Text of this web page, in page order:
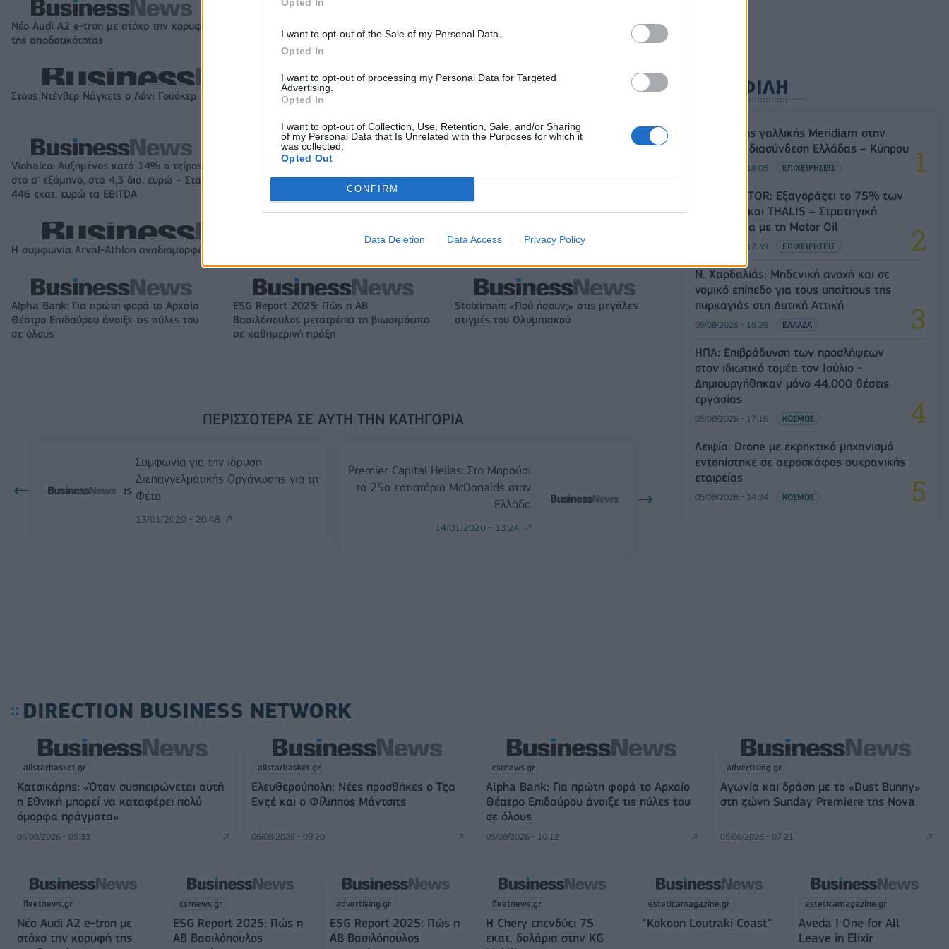
I want to opt-out of the Sale of my Personal Data.
Opted In
I want to opt-out of processing my Personal Data for Targeted
Advertising.
Opted In
I want to opt-out of Collection, Use, Retention, Sale, and/or Sharing
of my Personal Data that Is Unrelated with the Purposes for which it
was collected.
Opted Out
CONFIRM
Data Deletion Data Access Privacy Policy
Νέο Audi A2 e-tron με στόχο την κορυφή
της αποδοτικότητας
KG Mobility
Το FIAT 500 Hybrid τώρα από 18.990
ευρώ
Στους Ντένβερ Νάγκετς ο Λόνι Γουόκερ
Εθνική Νεανίδων: Στις 21:00 της Παρασκευής ο προημιτελικός με
Viohalco: Αυξημένος κατά 14% ο τζίρος
στο α' εξάμηνο, στα 4,3 δισ. ευρώ – Στα
446 εκατ. ευρώ τα EBITDA
ΥΠΕΘΟΟ: Νέες επενδύσεις 1 δισ. ευρώ
ως το 2028 για την Ενέργεια
επτάμηνο του 2026
Η συμφωνία Arval-Athlon αναδιαμορφώνει την αγορά leasing
Alpha Bank: Για πρώτη φορά το Αρχαίο
Θέατρο Επιδαύρου άνοιξε τις πύλες του
σε όλους
ESG Report 2025: Πώς η ΑΒ
Βασιλόπουλος μετατρέπει τη βιωσιμότητα
σε καθημερινή πράξη
Stoiximan: «Πού ήσουν;» στις μεγάλες
στιγμές του Ολυμπιακού
ΠΕΡΙΣΣΌΤΕΡΑ ΣΕ ΑΥΤΉ ΤΗΝ ΚΑΤΗΓΟΡΊΑ
Συμφωνία για την ίδρυση
Διεπαγγελματικής Οργάνωσης για τη
Φέτα
13/01/2020 - 20:48
Premier Capital Hellas: Στο Μαρούσι
το 25ο εστιατόριο McDonalds στην
Ελλάδα
14/01/2020 - 13:24
ΔΗΜΟΦΙΛΗ
Είσοδος της γαλλικής Meridiam στην
ηλεκτρική διασύνδεση Ελλάδας – Κύπρου
05/08/2026 - 18:06 ΕΠΙΧΕΙΡΗΣΕΙΣ
Όμιλος AKTOR: Εξαγοράζει το 75% των
ΗΛΕΚΤΩΡ και THALIS – Στρατηγική
συνεργασία με τη Motor Oil
05/08/2026 - 17:39 ΕΠΙΧΕΙΡΗΣΕΙΣ
Ν. Χαρδαλιάς: Μηδενική ανοχή και σε
νομικό επίπεδο για τους υπαίτιους της
πυρκαγιάς στη Δυτική Αττική
05/08/2026 - 16:26 ΕΛΛΑΔΑ
ΗΠΑ: Επιβράδυνση των προσλήψεων
στον ιδιωτικό τομέα τον Ιούλιο -
Δημιουργήθηκαν μόνο 44.000 θέσεις
εργασίας
05/08/2026 - 17:16 ΚΟΣΜΟΣ
Λειψία: Drone με εκρηκτικό μηχανισμό
εντοπίστηκε σε αεροσκάφος ουκρανικής
εταιρείας
05/08/2026 - 14:24 ΚΟΣΜΟΣ
DIRECTION BUSINESS NETWORK
allstarbasket.gr
Κατσικάρης: «Όταν συσπειρώνεται αυτή
η Εθνική μπορεί να καταφέρει πολύ
όμορφα πράγματα»
06/08/2026 - 09:33
allstarbasket.gr
Ελευθερούπολη: Νέες προσθήκες ο Τζα
Ενζέ και ο Φίλιππος Μάντσιτς
06/08/2026 - 09:20
csrnews.gr
Alpha Bank: Για πρώτη φορά το Αρχαίο
Θέατρο Επιδαύρου άνοιξε τις πύλες του
σε όλους
05/08/2026 - 10:12
advertising.gr
Αγωνία και δράση με το «Dust Bunny»
στη ζώνη Sunday Premiere της Nova
05/08/2026 - 07:21
fleetnews.gr
Νέο Audi A2 e-tron με
στόχο την κορυφή της
csrnews.gr
ESG Report 2025: Πώς η
ΑΒ Βασιλόπουλος
advertising.gr
ESG Report 2025: Πώς η
ΑΒ Βασιλόπουλος
fleetnews.gr
Η Chery επενδύει 75
εκατ. δολάρια στην KG
esteticamagazine.gr
“Kokoon Loutraki Coast”
esteticamagazine.gr
Aveda I One for All
Leave in Elixir